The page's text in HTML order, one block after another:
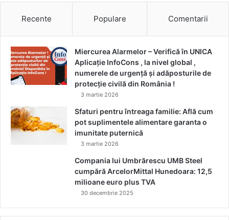
Recente Populare Comentarii
Miercurea Alarmelor – Verifică în UNICA
Aplicație InfoCons , la nivel global ,
numerele de urgență și adăposturile de
protecție civilă din România !
3 martie 2026
Sfaturi pentru întreaga familie: Află cum
pot suplimentele alimentare garanta o
imunitate puternică
3 martie 2026
Compania lui Umbrărescu UMB Steel
cumpără ArcelorMittal Hunedoara: 12,5
milioane euro plus TVA
30 decembrie 2025